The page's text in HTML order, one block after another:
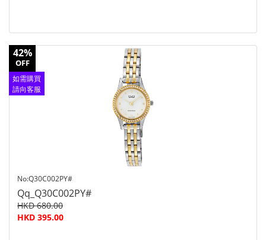
42%
OFF
如需購買
請向客服
No:Q30C002PY#
Qq_Q30C002PY#
HKD 680.00
HKD 395.00